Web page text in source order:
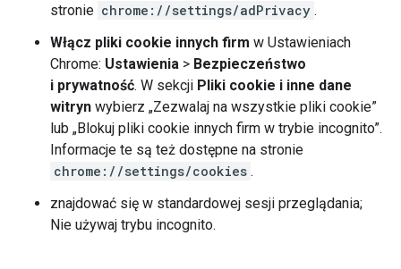
stronie chrome://settings/adPrivacy .
Włącz pliki cookie innych firm w Ustawieniach
Chrome: Ustawienia > Bezpieczeństwo
i prywatność. W sekcji Pliki cookie i inne dane
witryn wybierz „Zezwalaj na wszystkie pliki cookie”
lub „Blokuj pliki cookie innych firm w trybie incognito”.
Informacje te są też dostępne na stronie
chrome://settings/cookies .
znajdować się w standardowej sesji przeglądania;
Nie używaj trybu incognito.